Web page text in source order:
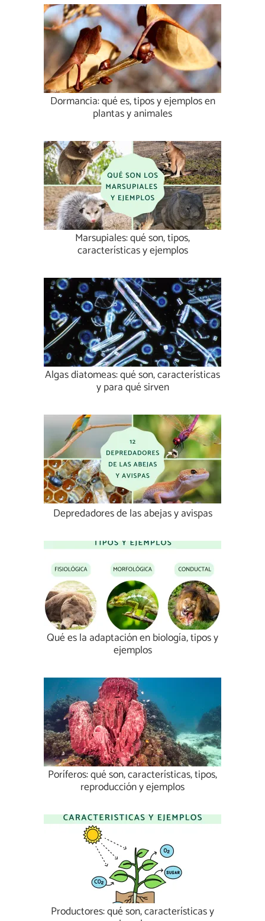
Dormancia: qué es, tipos y ejemplos en
plantas y animales
Marsupiales: qué son, tipos,
características y ejemplos
Algas diatomeas: qué son, características
y para qué sirven
Depredadores de las abejas y avispas
Qué es la adaptación en biología, tipos y
ejemplos
Poríferos: qué son, características, tipos,
reproducción y ejemplos
Productores: qué son, características y